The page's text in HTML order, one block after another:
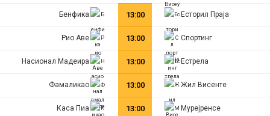
Бенфика 13:00 Есторил Праја
Рио Аве 13:00 Спортинг
Насионал Мадеира 13:00 Естрела
Фамаликао 13:00 Жил Висенте
Каса Пиа 13:00 Мурејренсе